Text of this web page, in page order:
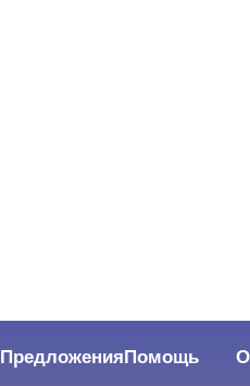
ПредложенияПомощь